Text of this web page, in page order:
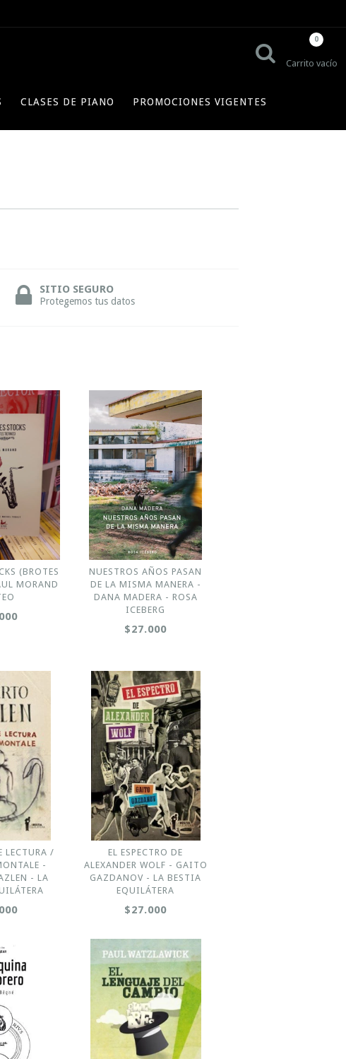
Carrito vacío
0
CLASES DE PIANO PROMOCIONES VIGENTES
SITIO SEGURO
Protegemos tus datos
(BROTES
MORAND
NUESTROS AÑOS PASAN
DE LA MISMA MANERA -
DANA MADERA - ROSA
ICEBERG
$27.000
LECTURA /
-
- LA
EL ESPECTRO DE
ALEXANDER WOLF - GAITO
GAZDANOV - LA BESTIA
EQUILÁTERA
$27.000